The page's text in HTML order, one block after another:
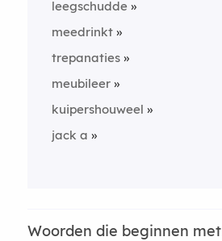
leegschudde
meedrinkt
trepanaties
meubileer
kuipershouweel
jack a
Woorden die beginnen met